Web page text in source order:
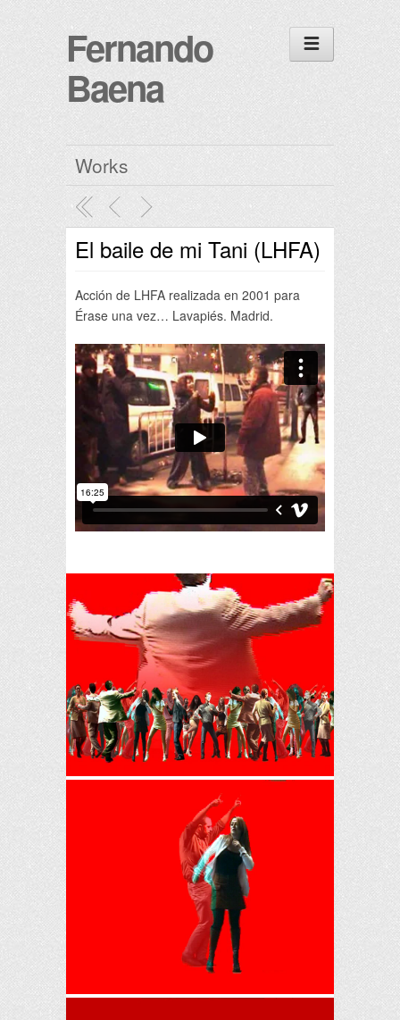
Fernando
Baena
Works
El baile de mi Tani (LHFA)
Acción de LHFA realizada en 2001 para
Érase una vez… Lavapiés. Madrid.